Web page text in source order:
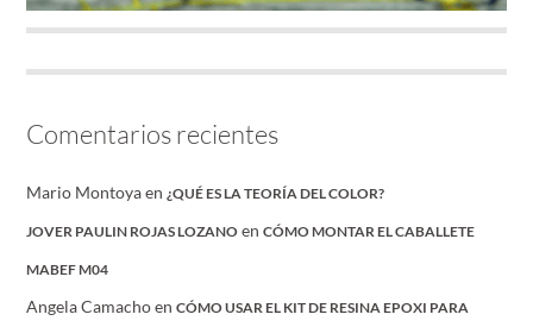
Comentarios recientes
Mario Montoyaen ¿QUÉ ES LA TEORÍA DEL COLOR?
JOVER PAULIN ROJAS LOZANO enCÓMO MONTAR EL CABALLETE
MABEF M04
Angela CamachoenCÓMO USAR EL KIT DE RESINA EPOXI PARA